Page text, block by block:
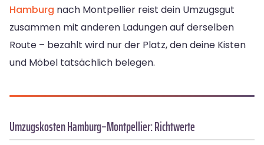
Hamburg nach Montpellier reist dein Umzugsgut
zusammen mit anderen Ladungen auf derselben
Route – bezahlt wird nur der Platz, den deine Kisten
und Möbel tatsächlich belegen.
Umzugskosten Hamburg–Montpellier: Richtwerte